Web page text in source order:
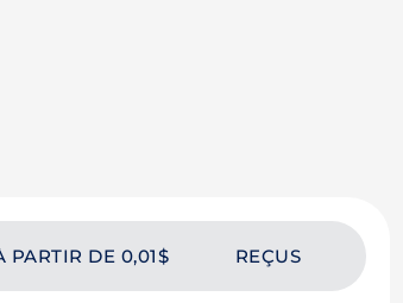
PARTIR DE 0,01$ REÇUS